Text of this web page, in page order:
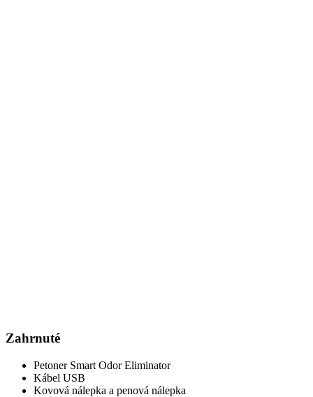
Zahrnuté
Petoner Smart Odor Eliminator
Kábel USB
Kovová nálepka a penová nálepka